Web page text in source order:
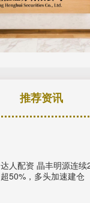
推荐资讯
达人配资 晶丰明源连
超50%，多头加速建仓